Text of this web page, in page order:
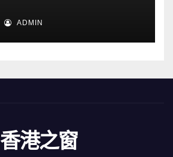
ADMIN
香港之窗